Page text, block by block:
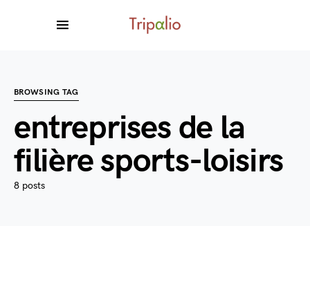
BROWSING TAG
entreprises de la
filière sports-loisirs
8 posts